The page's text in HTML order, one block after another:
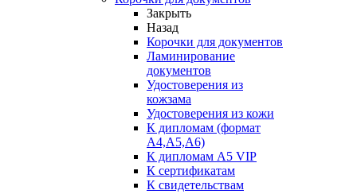
Закрыть
Назад
Корочки для документов
Ламинирование
документов
Удостоверения из
кожзама
Удостоверения из кожи
К дипломам (формат
А4,А5,А6)
К дипломам А5 VIP
К сертификатам
К свидетельствам